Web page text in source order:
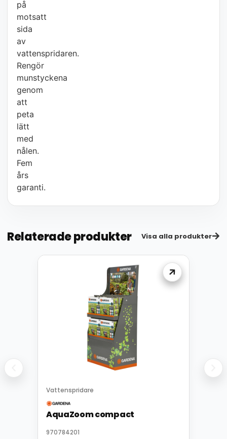
på
motsatt
sida
av
vattenspridaren.
Rengör
munstyckena
genom
att
peta
lätt
med
nålen.
Fem
års
garanti.
Relaterade produkter Visa alla produkter
Vattenspridare
AquaZoom compact
970784201